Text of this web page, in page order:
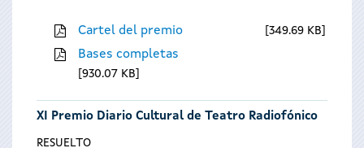
Cartel del premio 349.69 KB
Bases completas
930.07 KB
XI Premio Diario Cultural de Teatro Radiofónico
RESUELTO